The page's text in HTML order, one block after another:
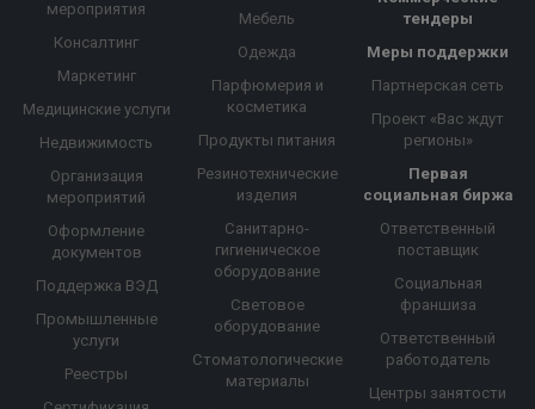
мероприятия
Консалтинг
Маркетинг
Медицинские услуги
Недвижимость
Организация
мероприятий
Оформление
документов
Поддержка ВЭД
Промышленные
услуги
Реестры
Мебель
Одежда
Парфюмерия и
косметика
Продукты питания
Резинотехнические
изделия
Санитарно-
гигиеническое
оборудование
Световое
оборудование
Стоматологические
материалы
тендеры
Меры поддержки
Партнерская сеть
Проект «Вас ждут
регионы»
Первая
социальная биржа
Ответственный
поставщик
Социальная
франшиза
Ответственный
работодатель
Центры занятости